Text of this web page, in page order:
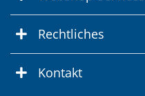
Rechtliches
Kontakt